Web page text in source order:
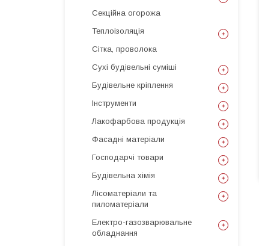
Секційна огорожа
Теплоізоляція
Сітка, проволока
Сухі будівельні суміші
Будівельне кріплення
Інструменти
Лакофарбова продукція
Фасадні матеріали
Господарчі товари
Будівельна хімія
Лісоматеріали та
пиломатеріали
Електро-газозварювальне
обладнання